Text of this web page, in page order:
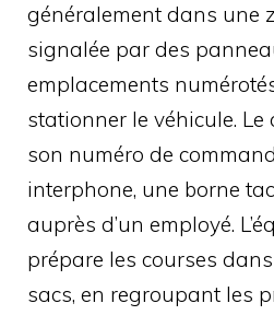
généralement dans une
signalée par des
emplacements
stationner le véhicule.
son numéro de
interphone, une borne
auprès d’un employé.
prépare les courses
sacs, en regroupant les